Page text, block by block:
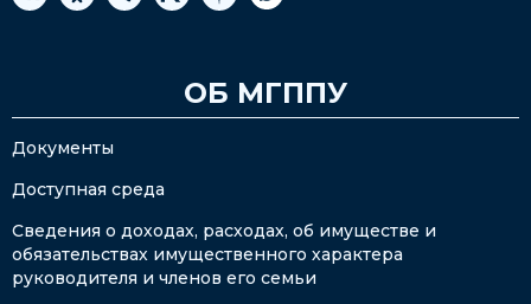
ОБ МГППУ
Документы
Доступная среда
Сведения о доходах, расходах, об имуществе и
обязательствах имущественного характера
руководителя и членов его семьи